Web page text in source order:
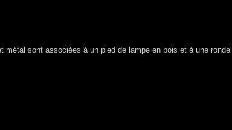
métal sont associées à un pied de lampe en bois et à une